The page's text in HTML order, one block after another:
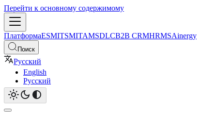
Перейти к основному содержимому
ПлатформаESMITSMITAMSDLCB2B CRMHRMSAinergy
Поиск
Русский
English
Русский